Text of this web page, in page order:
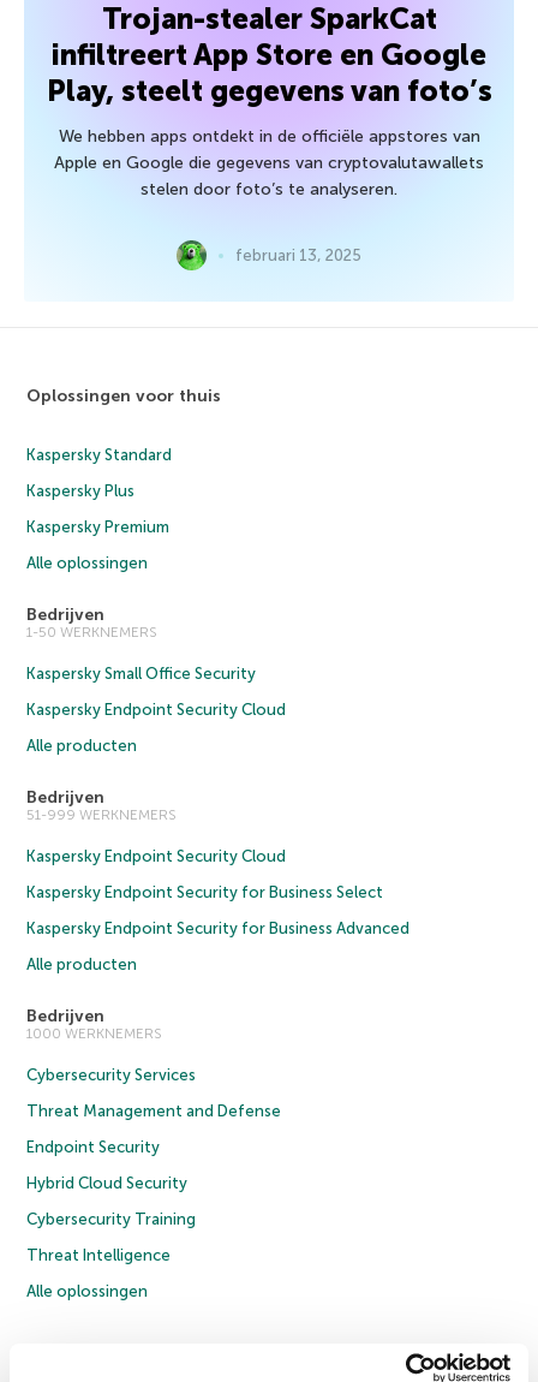
Trojan-stealer SparkCat
infiltreert App Store en Google
Play, steelt gegevens van foto’s
We hebben apps ontdekt in de officiële appstores van
Apple en Google die gegevens van cryptovalutawallets
stelen door foto’s te analyseren.
februari 13, 2025
Oplossingen voor thuis
Kaspersky Standard
Kaspersky Plus
Kaspersky Premium
Alle oplossingen
Bedrijven
1-50 WERKNEMERS
Kaspersky Small Office Security
Kaspersky Endpoint Security Cloud
Alle producten
Bedrijven
51-999 WERKNEMERS
Kaspersky Endpoint Security Cloud
Kaspersky Endpoint Security for Business Select
Kaspersky Endpoint Security for Business Advanced
Alle producten
Bedrijven
1000 WERKNEMERS
Cybersecurity Services
Threat Management and Defense
Endpoint Security
Hybrid Cloud Security
Cybersecurity Training
Threat Intelligence
Alle oplossingen
Privacybeleid